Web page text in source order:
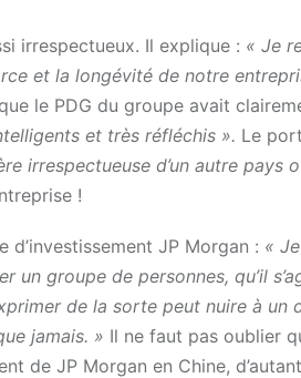
irrespectueux. Il explique : « Je
et la longévité de notre
le PDG du groupe avait
et très réfléchis ». Le
irrespectueuse d’un autre pays
!
JP Morgan : «
groupe de personnes, qu’il
de la sorte peut nuire à
jamais. » Il ne faut pas oublier
de JP Morgan en Chine,